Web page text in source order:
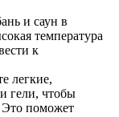
и саун в
температура
к
легкие,
гели, чтобы
Это поможет